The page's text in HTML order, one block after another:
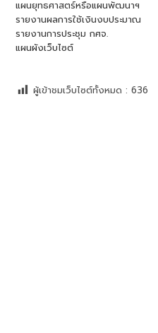
แผนยุทธศาสตร์หรือแผนพัฒนาฯ
รายงานผลการใช้เงินงบประมาณ
รายงานการประชุม กศจ.
แผนผังเว็บไซต์
ผู้เข้าชมเว็บไซต์ทั้งหมด : 636